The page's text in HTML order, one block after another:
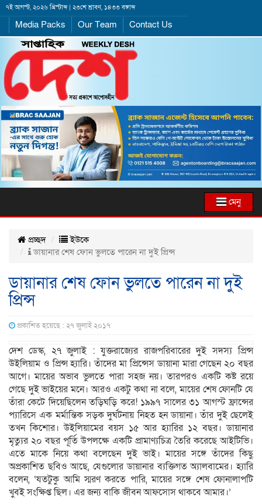
৭ই আগস্ট, ২০২৬ খ্রিস্টাব্দ | ২৩শে শ্রাবণ, ১৪৩৩ বঙ্গাব্দ
Media Packs Our Team Contact Us
মেনু
প্রচ্ছদ
ইউকে
ডায়ানার শেষ ফোন ভুলতে পারেন না দুই প্রিন্স
ডায়ানার শেষ ফোন ভুলতে পারেন না দুই
প্রিন্স
প্রকাশিত হয়েছে : ২৭ জুলাই ২০১৭
দেশ ডেস্ক, ২৭ জুলাই : যুক্তরাজ্যের রাজপরিবারের দুই সদস্য প্রিন্স
উইলিয়াম ও প্রিন্স হ্যারি। তাঁদের মা প্রিন্সেস ডায়ানা মারা গেছেন ২০ বছর
আগে। মায়ের অভাব ভুলতে পারা সহজ নয়। তারপরও একটি কষ্ট রয়ে
গেছে দুই ভাইয়ের মনে। আরও একটু কথা না বলে, মায়ের শেষ ফোনটি যে
তাঁরা কেটে দিয়েছিলেন তড়িঘড়ি করে! ১৯৯৭ সালের ৩১ আগস্ট ফ্রান্সের
প্যারিসে এক মর্মান্তিক সড়ক দুর্ঘটনায় নিহত হন ডায়ানা। তাঁর দুই ছেলেই
তখন কিশোর। উইলিয়ামের বয়স ১৫ আর হ্যারির ১২ বছর। ডায়ানার
মৃত্যুর ২০ বছর পূর্তি উপলক্ষে একটি প্রামাণ্যচিত্র তৈরি করেছে আইটিভি।
এতে মাকে নিয়ে কথা বলেছেন দুই ভাই। মায়ের সঙ্গে তাঁদের কিছু
অপ্রকাশিত ছবিও আছে, যেগুলোর ডায়ানার ব্যক্তিগত অ্যালবামের। হ্যারি
বলেন, ‘যতটুকু আমি স্মরণ করতে পারি, মায়ের সঙ্গে শেষ ফোনালাপটি
খুবই সংক্ষিপ্ত ছিল। এর জন্য বাকি জীবন আফসোস থাকবে আমার।’